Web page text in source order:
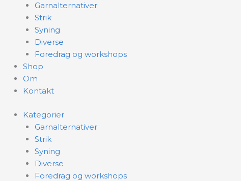
Garnalternativer
Strik
Syning
Diverse
Foredrag og workshops
Shop
Om
Kontakt
Kategorier
Garnalternativer
Strik
Syning
Diverse
Foredrag og workshops